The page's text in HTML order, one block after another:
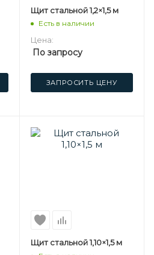
Щит стальной 1,2×1,5 м
Есть в наличии
Цена:
По запросу
ЗАПРОСИТЬ ЦЕНУ
Щит стальной 1,10×1,5 м